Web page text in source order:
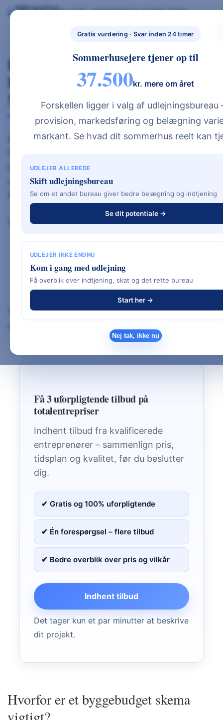
Gratis vurdering · Svar inden 24 timer
Sommerhusejere tjener op til
37.500kr. mere om året
Forskellen ligger i valg af
provision, markedsføring og belægning
markant. Se hvad dit sommerhus reelt kan
UDLEJER ALLEREDE
Skift udlejningsbureau
Se om et andet bureau giver bedre belægning og indtjening
Se dit potentiale →
UDLEJER IKKE ENDNU
Kom i gang med udlejning
Få overblik over indtjening, skat og det rette bureau
Start her →
Nej tak, ikke nu
BYG NYT HUS & UDLEJ DIT SOMMERHUS – GUIDES, PRISER OG BEREGNERE".BYG NYT HUS SOMMERHUS GUIDE 2026
Byggebudget Skema – Sådan
Laver Du Et Realistisk Budget Til
Nybyg
Et gennemtænkt byggebudget er fundamentet
budgetoverskridelser sker ikke på grund af
uforudsete fejl – men fordi budgettet fra starten
ikke var detaljeret nok.
Et byggebudget skema hjælper dig med at:
Sammenligne tilbud korrekt
Lægge realistisk buffer
Vil du se hele processen fra idé til nøgleklar?
Få 3 uforpligtende tilbud på
totalentrepriser
Indhent tilbud fra kvalificerede
entreprenører – sammenlign pris,
tidsplan og kvalitet, før du beslutter
dig.
✔ Gratis og 100% uforpligtende
✔ Én forespørgsel – flere tilbud
✔ Bedre overblik over pris og vilkår
Indhent tilbud
Det tager kun et par minutter at beskrive
dit projekt.
Hvorfor er et byggebudget skema